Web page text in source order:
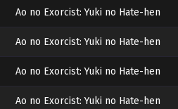
Ao no Exorcist: Yuki no Hate-hen
Ao no Exorcist: Yuki no Hate-hen
Ao no Exorcist: Yuki no Hate-hen
Ao no Exorcist: Yuki no Hate-hen